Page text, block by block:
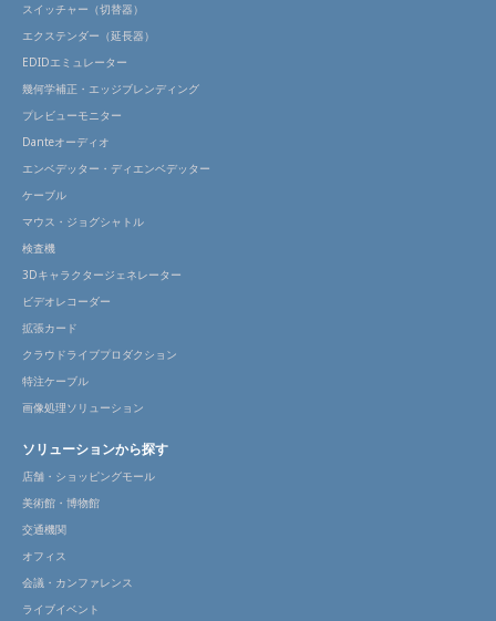
スイッチャー（切替器）
エクステンダー（延長器）
EDIDエミュレーター
幾何学補正・エッジブレンディング
プレビューモニター
Danteオーディオ
エンベデッター・ディエンベデッター
ケーブル
マウス・ジョグシャトル
検査機
3Dキャラクタージェネレーター
ビデオレコーダー
拡張カード
クラウドライブプロダクション
特注ケーブル
画像処理ソリューション
ソリューションから探す
店舗・ショッピングモール
美術館・博物館
交通機関
オフィス
会議・カンファレンス
ライブイベント